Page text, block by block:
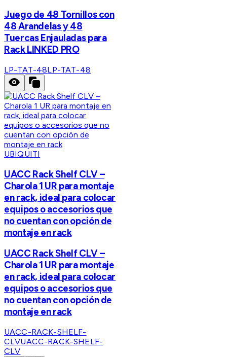
Juego de 48 Tornillos con
48 Arandelas y 48
Tuercas Enjauladas para
Rack LINKED PRO
LP-TAT-48LP-TAT-48
UBIQUITI
UACC Rack Shelf CLV –
Charola 1 UR para montaje
en rack, ideal para colocar
equipos o accesorios que
no cuentan con opción de
montaje en rack
UACC Rack Shelf CLV –
Charola 1 UR para montaje
en rack, ideal para colocar
equipos o accesorios que
no cuentan con opción de
montaje en rack
UACC-RACK-SHELF-
CLVUACC-RACK-SHELF-
CLV